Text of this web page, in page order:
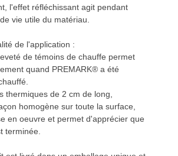
l'effet réfléchissant agit pendant
vie utile du matériau.
de l'application :
de témoins de chauffe permet
quand PREMARK® a été
thermiques de 2 cm de long,
homogène sur toute la surface,
en oeuvre et permet d'apprécier que
terminée.